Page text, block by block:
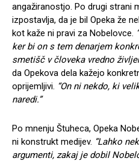
angažiranostjo. Po drugi strani
izpostavlja, da je bil Opeka že
kot kaže ni pravi za Nobelovce.
ker bi on s tem denarjem
smetišč v človeka vredno
da Opekova dela kažejo
oprijemljivi. “On ni nekdo, ki
naredi.”
Po mnenju Štuheca, Opeka
ni konstrukt medijev. “Lahko
argumenti, zakaj je dobil